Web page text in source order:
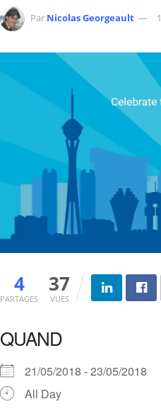
Par Nicolas Georgeault
4
PARTAGES
37
VUES
QUAND
21/05/2018 - 23/05/2018
All Day